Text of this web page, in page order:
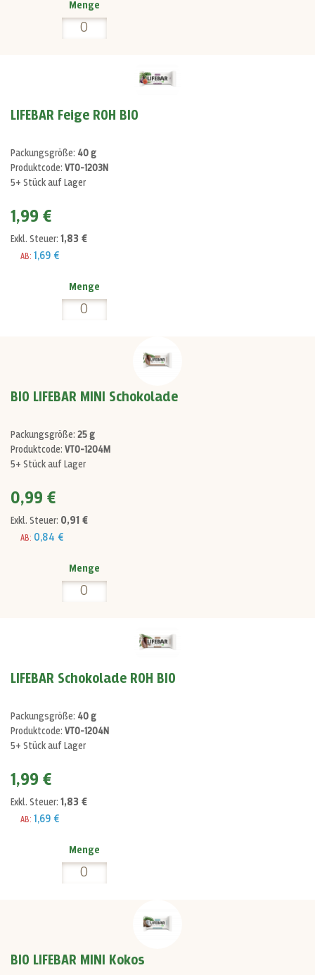
Menge
LIFEBAR Feige ROH BIO
Packungsgröße: 40 g
Produktcode: VT0-1203N
5+ Stück auf Lager
1,99 €
Exkl. Steuer: 1,83 €
AB: 1,69 €
Menge
BIO LIFEBAR MINI Schokolade
Packungsgröße: 25 g
Produktcode: VT0-1204M
5+ Stück auf Lager
0,99 €
Exkl. Steuer: 0,91 €
AB: 0,84 €
Menge
LIFEBAR Schokolade ROH BIO
Packungsgröße: 40 g
Produktcode: VT0-1204N
5+ Stück auf Lager
1,99 €
Exkl. Steuer: 1,83 €
AB: 1,69 €
Menge
BIO LIFEBAR MINI Kokos